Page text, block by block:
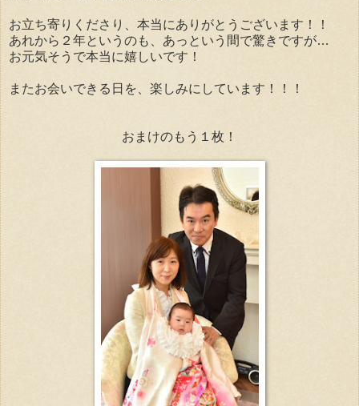
お立ち寄りくださり、本当にありがとうございます！！
あれから２年というのも、あっという間で驚きですが…
お元気そうで本当に嬉しいです！
またお会いできる日を、楽しみにしています！！！
おまけのもう１枚！